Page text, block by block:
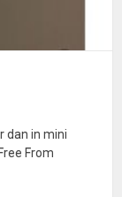
dan in mini
From